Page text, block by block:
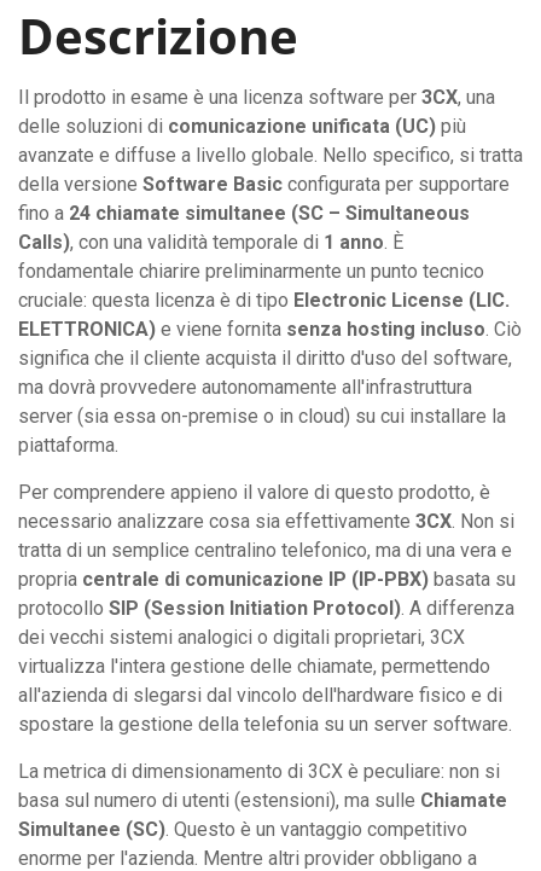
Descrizione
Il prodotto in esame è una licenza software per 3CX, una
delle soluzioni di comunicazione unificata (UC) più
avanzate e diffuse a livello globale. Nello specifico, si tratta
della versione Software Basic configurata per supportare
fino a 24 chiamate simultanee (SC – Simultaneous
Calls), con una validità temporale di 1 anno. È
fondamentale chiarire preliminarmente un punto tecnico
cruciale: questa licenza è di tipo Electronic License (LIC.
ELETTRONICA) e viene fornita senza hosting incluso. Ciò
significa che il cliente acquista il diritto d'uso del software,
ma dovrà provvedere autonomamente all'infrastruttura
server (sia essa on-premise o in cloud) su cui installare la
piattaforma.
Per comprendere appieno il valore di questo prodotto, è
necessario analizzare cosa sia effettivamente 3CX. Non si
tratta di un semplice centralino telefonico, ma di una vera e
propria centrale di comunicazione IP (IP-PBX) basata su
protocollo SIP (Session Initiation Protocol). A differenza
dei vecchi sistemi analogici o digitali proprietari, 3CX
virtualizza l'intera gestione delle chiamate, permettendo
all'azienda di slegarsi dal vincolo dell'hardware fisico e di
spostare la gestione della telefonia su un server software.
La metrica di dimensionamento di 3CX è peculiare: non si
basa sul numero di utenti (estensioni), ma sulle Chiamate
Simultanee (SC). Questo è un vantaggio competitivo
enorme per l'azienda. Mentre altri provider obbligano a